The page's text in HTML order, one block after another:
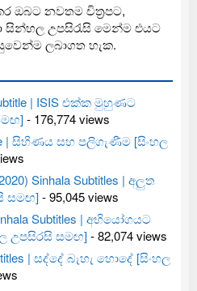
ඔබට නවතම චිත්‍රපට,
සින්හල උපසිරැසි මෙන්ම එයට
ලබාගත හැක.
| ISIS එක්ක මුහුණට
- 176,774 views
| සිහිණය සහ පලිගැණීම [සිංහල
Sinhala Subtitles | අලුත
සමඟ]- 95,045 views
Subtitles | අභියෝගයට
උපසිරසි සමඟ]- 82,074 views
| සද්දේ බැහැ හොදේ [සිංහල